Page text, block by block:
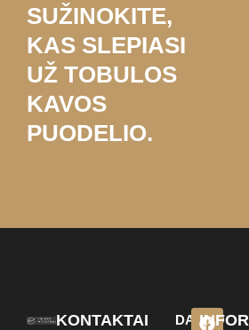
SUŽINOKITE,
KAS SLEPIASI
UŽ TOBULOS
KAVOS
PUODELIO.
KONTAKTAI
DARBO